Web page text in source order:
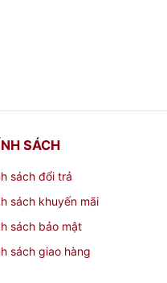
SÁCH
sách đổi trả
sách khuyến mãi
sách bảo mật
sách giao hàng